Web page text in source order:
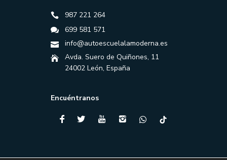
987 221 264
699 581 571
info@autoescuelalamoderna.es
Avda. Suero de Quiñones, 11
24002 León, España
Encuéntranos